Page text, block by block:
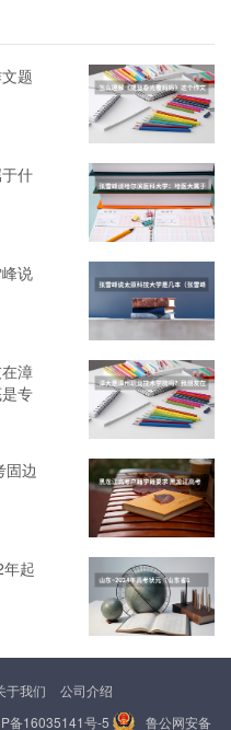
题
什
说
漳
专
固边
起
于我们
公司介绍
备16035141号-5 鲁公网安备